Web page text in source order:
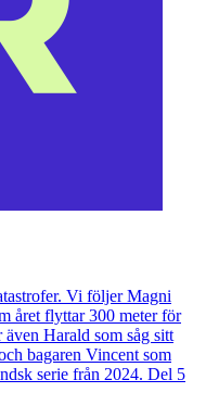
Vi följer Magni
året flyttar 300 meter för
Harald som såg sitt
bagaren Vincent som
serie från 2024. Del 5